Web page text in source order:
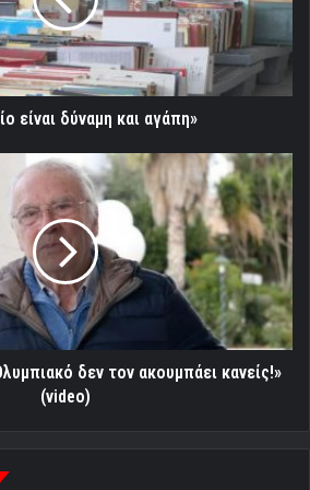
είναι δύναμη και αγάπη»
δεν τον ακουμπάει κανείς!»
(video)